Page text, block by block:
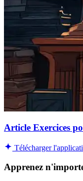
Article Exercices
Télécharger
Apprenez